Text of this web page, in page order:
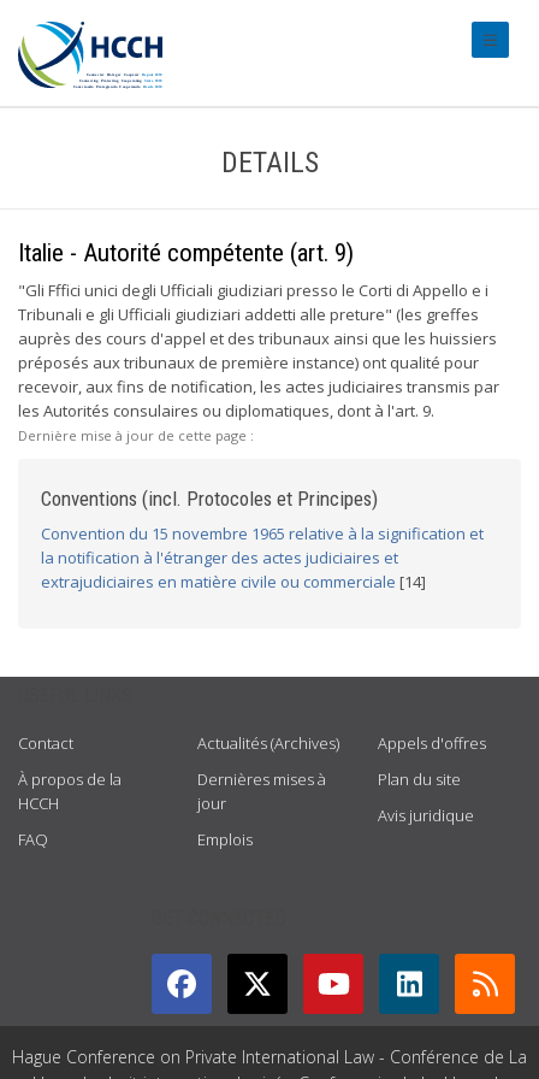
DETAILS
Italie - Autorité compétente (art. 9)
"Gli Fffici unici degli Ufficiali giudiziari presso le Corti di Appello e i
Tribunali e gli Ufficiali giudiziari addetti alle preture" (les greffes
auprès des cours d'appel et des tribunaux ainsi que les huissiers
préposés aux tribunaux de première instance) ont qualité pour
recevoir, aux fins de notification, les actes judiciaires transmis par
les Autorités consulaires ou diplomatiques, dont à l'art. 9.
Dernière mise à jour de cette page :
Conventions (incl. Protocoles et Principes)
Convention du 15 novembre 1965 relative à la signification et
la notification à l'étranger des actes judiciaires et
extrajudiciaires en matière civile ou commerciale [14]
Contact
À propos de la
HCCH
FAQ
Actualités (Archives)
Dernières mises à
jour
Emplois
Appels d'offres
Plan du site
Avis juridique
Hague Conference on Private International Law - Conférence de La